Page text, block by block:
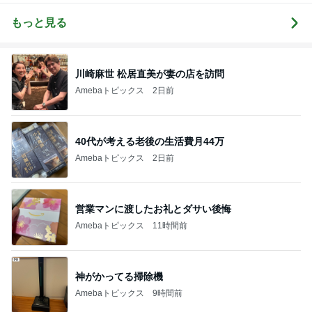
もっと見る
川崎麻世 松居直美が妻の店を訪問
Amebaトピックス 2日前
40代が考える老後の生活費月44万
Amebaトピックス 2日前
営業マンに渡したお礼とダサい後悔
Amebaトピックス 11時間前
神がかってる掃除機
Amebaトピックス 9時間前